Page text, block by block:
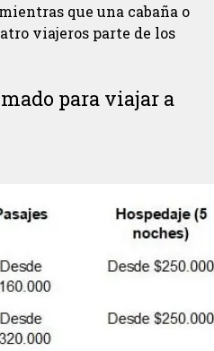
que una cabaña o
viajeros parte de los
para viajar a